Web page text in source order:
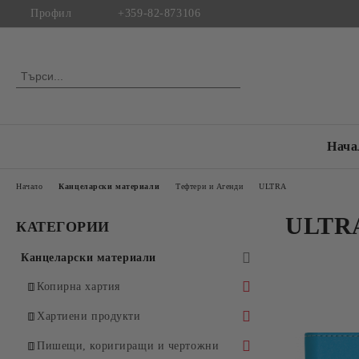
Профил +359-82-873106
КАТЕГОРИИ
Канцеларски материали
Копирна хартия
Бяла копирна хартия
Цветна копирна хартия
Хартиени продукти
Специализирана хартия
Пишещи, коригиращи и чертожни
Начало Канцеларски материали Тефтери и Агенди ULTRA